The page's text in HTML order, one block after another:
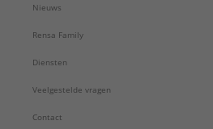
Nieuws
Rensa Family
Diensten
Veelgestelde vragen
Contact